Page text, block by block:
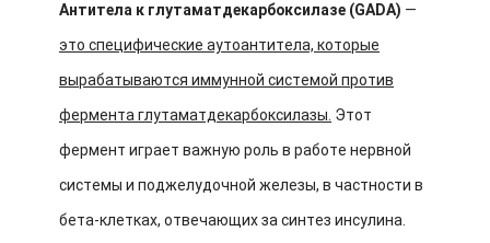
Антитела к глутаматдекарбоксилазе (GADА) —
это специфические аутоантитела, которые
вырабатываются иммунной системой против
фермента глутаматдекарбоксилазы. Этот
фермент играет важную роль в работе нервной
системы и поджелудочной железы, в частности в
бета-клетках, отвечающих за синтез инсулина.